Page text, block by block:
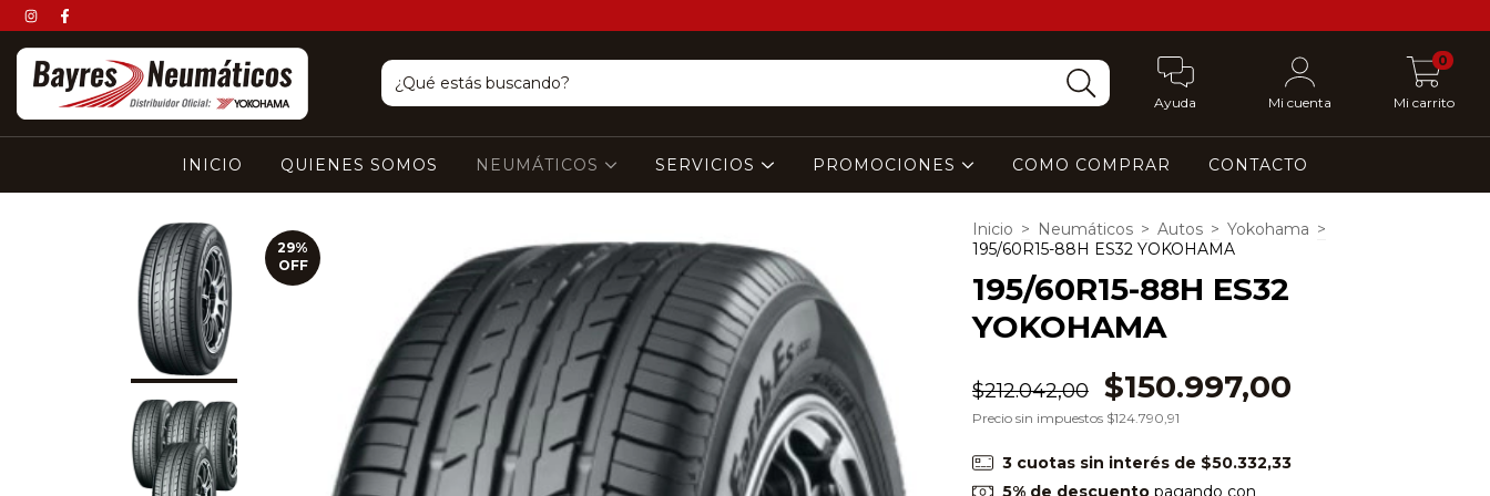
Ayuda Mi cuenta Mi carrito
0
INICIO QUIENES SOMOS NEUMÁTICOS SERVICIOS PROMOCIONES COMO COMPRAR CONTACTO
29%
OFF
Inicio > Neumáticos > Autos > Yokohama >
195/60R15-88H ES32 YOKOHAMA
195/60R15-88H ES32
YOKOHAMA
$212.042,00 $150.997,00
Precio sin impuestos $124.790,91
3 cuotas sin interés de $50.332,33
5% de descuentopagando con